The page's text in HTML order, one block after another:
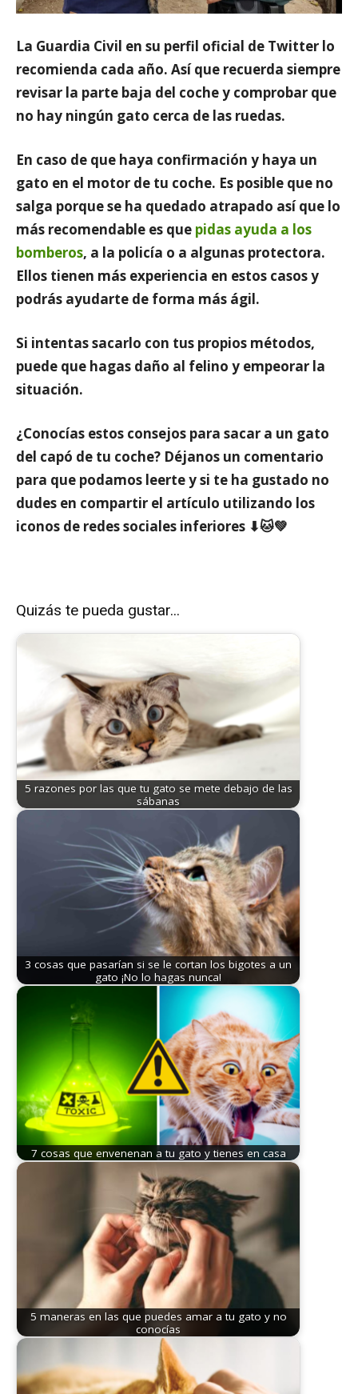
La Guardia Civil en su perfil oficial de Twitter lo
recomienda cada año. Así que recuerda siempre
revisar la parte baja del coche y comprobar que
no hay ningún gato cerca de las ruedas.
En caso de que haya confirmación y haya un
gato en el motor de tu coche. Es posible que no
salga porque se ha quedado atrapado así que lo
más recomendable es que pidas ayuda a los
bomberos, a la policía o a algunas protectora.
Ellos tienen más experiencia en estos casos y
podrás ayudarte de forma más ágil.
Si intentas sacarlo con tus propios métodos,
puede que hagas daño al felino y empeorar la
situación.
¿Conocías estos consejos para sacar a un gato
del capó de tu coche? Déjanos un comentario
para que podamos leerte y si te ha gustado no
dudes en compartir el artículo utilizando los
iconos de redes sociales inferiores ⬇🐱💚
Quizás te pueda gustar...
5 razones por las que tu gato se mete debajo de las
sábanas
3 cosas que pasarían si se le cortan los bigotes a un
gato ¡No lo hagas nunca!
7 cosas que envenenan a tu gato y tienes en casa
5 maneras en las que puedes amar a tu gato y no
conocías